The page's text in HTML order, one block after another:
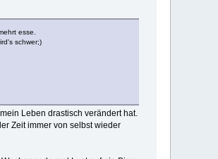
esse.
schwer;)
Leben drastisch verändert hat.
Zeit immer von selbst wieder